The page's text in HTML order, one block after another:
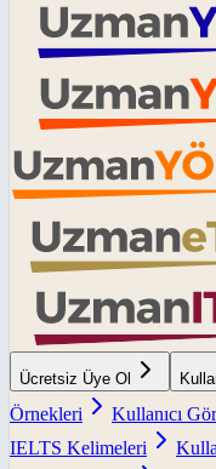
Ücretsiz Üye Ol
Örnekleri
Kullanıcı
IELTS Kelimeleri